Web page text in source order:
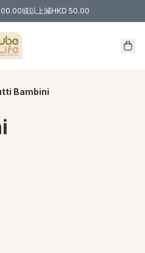
或以上減HKD 50.00
適用於 特定的送貨方式 )
Bambini